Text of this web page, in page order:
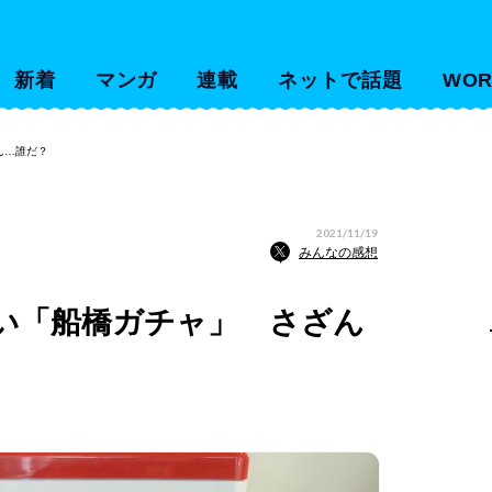
新着 マンガ 連載 ネットで話題
…誰だ？
2021/11/19
みんなの感想
「船橋ガチャ」 さざん